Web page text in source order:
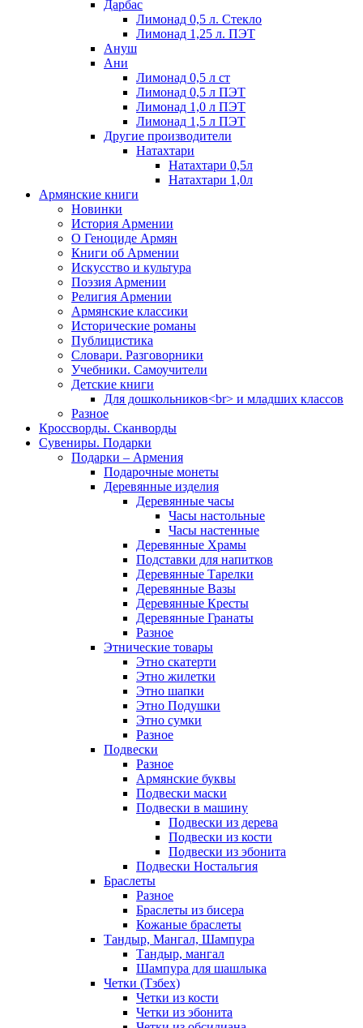
Дарбас
Лимонад 0,5 л. Стекло
Лимонад 1,25 л. ПЭТ
Ануш
Ани
Лимонад 0,5 л ст
Лимонад 0,5 л ПЭТ
Лимонад 1,0 л ПЭТ
Лимонад 1,5 л ПЭТ
Другие производители
Натахтари
Натахтари 0,5л
Натахтари 1,0л
Армянские книги
Новинки
История Армении
О Геноциде Армян
Книги об Армении
Иcкусство и культура
Поэзия Армении
Религия Армении
Армянские классики
Исторические романы
Публицистика
Словари. Разговорники
Учебники. Самоучители
Детские книги
Для дошкольников<br> и младших классов
Разное
Кроссворды. Сканворды
Сувениры. Подарки
Подарки – Армения
Подарочные монеты
Деревянные изделия
Деревянные часы
Часы настольные
Часы настенные
Деревянные Храмы
Подставки для напитков
Деревянные Тарелки
Деревянные Вазы
Деревянные Кресты
Деревянные Гранаты
Разное
Этнические товары
Этно скатерти
Этно жилетки
Этно шапки
Этно Подушки
Этно сумки
Разное
Подвески
Разное
Армянские буквы
Подвески маски
Подвески в машину
Подвески из дерева
Подвески из кости
Подвески из эбонита
Подвески Ностальгия
Браслеты
Разное
Браслеты из бисера
Кожаные браслеты
Тандыр, Мангал, Шампура
Тандыр, мангал
Шампура для шашлыка
Четки (Тзбех)
Четки из кости
Четки из эбонита